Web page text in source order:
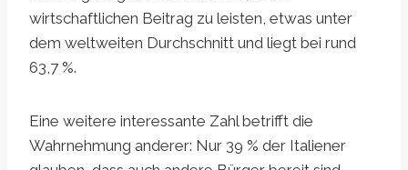
wirtschaftlichen Beitrag zu leisten, etwas unter
dem weltweiten Durchschnitt und liegt bei rund
63,7 %.
Eine weitere interessante Zahl betrifft die
Wahrnehmung anderer: Nur 39 % der Italiener